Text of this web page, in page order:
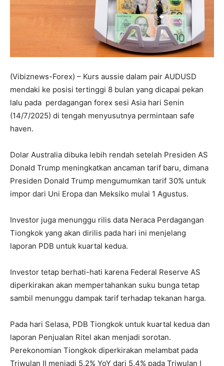
(Vibiznews-Forex) – Kurs aussie dalam pair AUDUSD
mendaki ke posisi tertinggi 8 bulan yang dicapai pekan
lalu pada perdagangan forex sesi Asia hari Senin
(14/7/2025) di tengah menyusutnya permintaan safe
haven.
Dolar Australia dibuka lebih rendah setelah Presiden AS
Donald Trump meningkatkan ancaman tarif baru, dimana
Presiden Donald Trump mengumumkan tarif 30% untuk
impor dari Uni Eropa dan Meksiko mulai 1 Agustus.
Investor juga menunggu rilis data Neraca Perdagangan
Tiongkok yang akan dirilis pada hari ini menjelang
laporan PDB untuk kuartal kedua.
Investor tetap berhati-hati karena Federal Reserve AS
diperkirakan akan mempertahankan suku bunga tetap
sambil menunggu dampak tarif terhadap tekanan harga.
Pada hari Selasa, PDB Tiongkok untuk kuartal kedua dan
laporan Penjualan Ritel akan menjadi sorotan.
Perekonomian Tiongkok diperkirakan melambat pada
Triwulan II menjadi 5,2% YoY dari 5,4% pada Triwulan I